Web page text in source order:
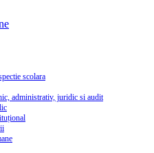
scolara
administrativ, juridic si audit